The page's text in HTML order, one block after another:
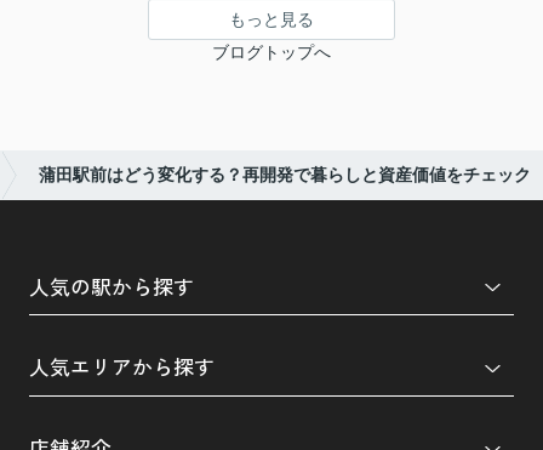
もっと見る
ブログトップへ
蒲田駅前はどう変化する？再開発で暮らしと資産価値をチェック
人気の駅から探す
人気エリアから探す